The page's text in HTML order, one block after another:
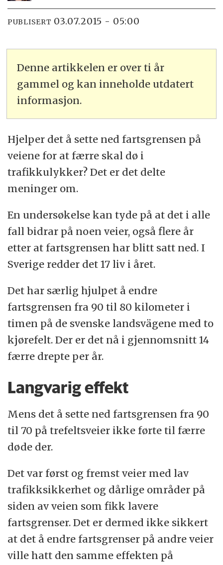
PUBLISERT 03.07.2015 - 05:00
Denne artikkelen er over ti år
gammel og kan inneholde utdatert
informasjon.
Hjelper det å sette ned fartsgrensen på
veiene for at færre skal dø i
trafikkulykker? Det er det delte
meninger om.
En undersøkelse kan tyde på at det i alle
fall bidrar på noen veier, også flere år
etter at fartsgrensen har blitt satt ned. I
Sverige redder det 17 liv i året.
Det har særlig hjulpet å endre
fartsgrensen fra 90 til 80 kilometer i
timen på de svenske landsvägene med to
kjørefelt. Der er det nå i gjennomsnitt 14
færre drepte per år.
Langvarig effekt
Mens det å sette ned fartsgrensen fra 90
til 70 på trefeltsveier ikke førte til færre
døde der.
Det var først og fremst veier med lav
trafikksikkerhet og dårlige områder på
siden av veien som fikk lavere
fartsgrenser. Det er dermed ikke sikkert
at det å endre fartsgrenser på andre veier
ville hatt den samme effekten på